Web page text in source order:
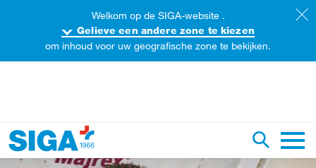
de website
Welkom op de SIGA-website .
Gelieve een andere zone te kiezen
om inhoud voor uw geografische zone te bekijken.